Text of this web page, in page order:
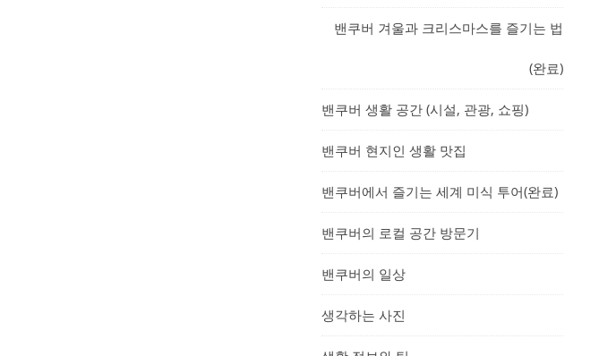
밴쿠버 겨울과 크리스마스를 즐기는 법
(완료)
밴쿠버 생활 공간 (시설, 관광, 쇼핑)
밴쿠버 현지인 생활 맛집
밴쿠버에서 즐기는 세계 미식 투어(완료)
밴쿠버의 로컬 공간 방문기
밴쿠버의 일상
생각하는 사진